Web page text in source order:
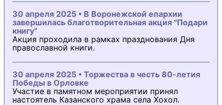
30 апреля 2025 • В Воронежской епархии
завершилась благотворительная акция "Подари
книгу"
Акция проходила в рамках празднования Дня
православной книги.
30 апреля 2025 • Торжества в честь 80-летия
Победы в Орловке
Участие в памятном мероприятии принял
настоятель Казанского храма села Хохол.